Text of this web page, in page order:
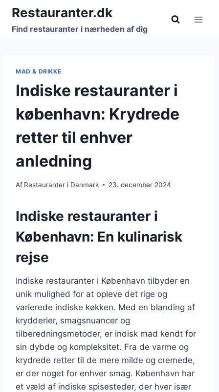
Fortsæt
indhold
Restauranter.dk
Find restauranter i nærheden af dig
MAD & DRIKKE
Indiske restauranter i
københavn: Krydrede
retter til enhver
anledning
Af Restauranter i Danmark 23. december 2024
Indiske restauranter i
København: En kulinarisk
rejse
Indiske restauranter i København tilbyder en
unik mulighed for at opleve det rige og
varierede indiske køkken. Med en blanding af
krydderier, smagsnuancer og
tilberedningsmetoder, er indisk mad kendt for
sin dybde og kompleksitet. Fra de varme og
krydrede retter til de mere milde og cremede,
er der noget for enhver smag. København har
et væld af indiske spisesteder, der hver især